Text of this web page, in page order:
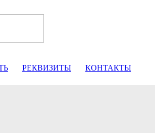
РЕКВИЗИТЫ КОНТАКТЫ